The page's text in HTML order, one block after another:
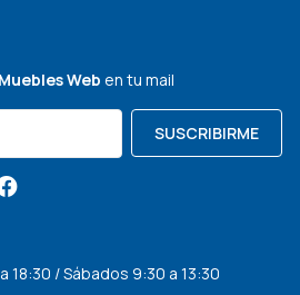
Muebles Web en tu mail
SUSCRIBIRME
18:30 / Sábados 9:30 a 13:30